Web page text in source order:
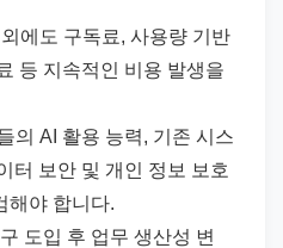
에도 구독료, 사용량 기반
등 지속적인 비용 발생을
의 AI 활용 능력, 기존 시스
터 보안 및 개인 정보 보호
해야 합니다.
도입 후 업무 생산성 변